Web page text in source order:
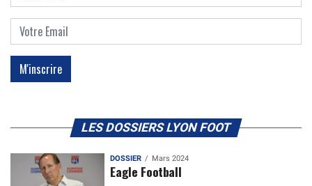
LES DOSSIERS LYON FOOT
DOSSIER Mars 2024
Eagle Football